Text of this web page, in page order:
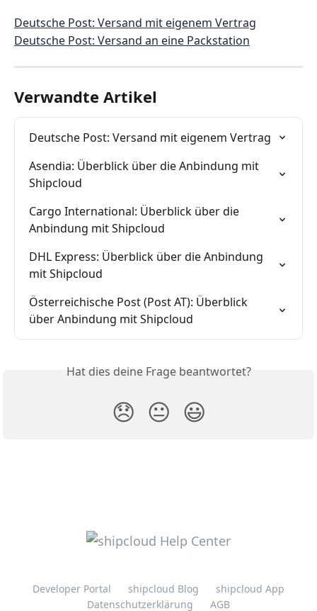
Deutsche Post: Versand mit eigenem Vertrag
Deutsche Post: Versand an eine Packstation
Verwandte Artikel
Deutsche Post: Versand mit eigenem Vertrag
Asendia: Überblick über die Anbindung mit
Shipcloud
Cargo International: Überblick über die
Anbindung mit Shipcloud
DHL Express: Überblick über die Anbindung
mit Shipcloud
Österreichische Post (Post AT): Überblick
über Anbindung mit Shipcloud
Hat dies deine Frage beantwortet?
😞 😐 😃
Developer Portal shipcloud Blog
shipcloud App
Datenschutzerklärung
AGB